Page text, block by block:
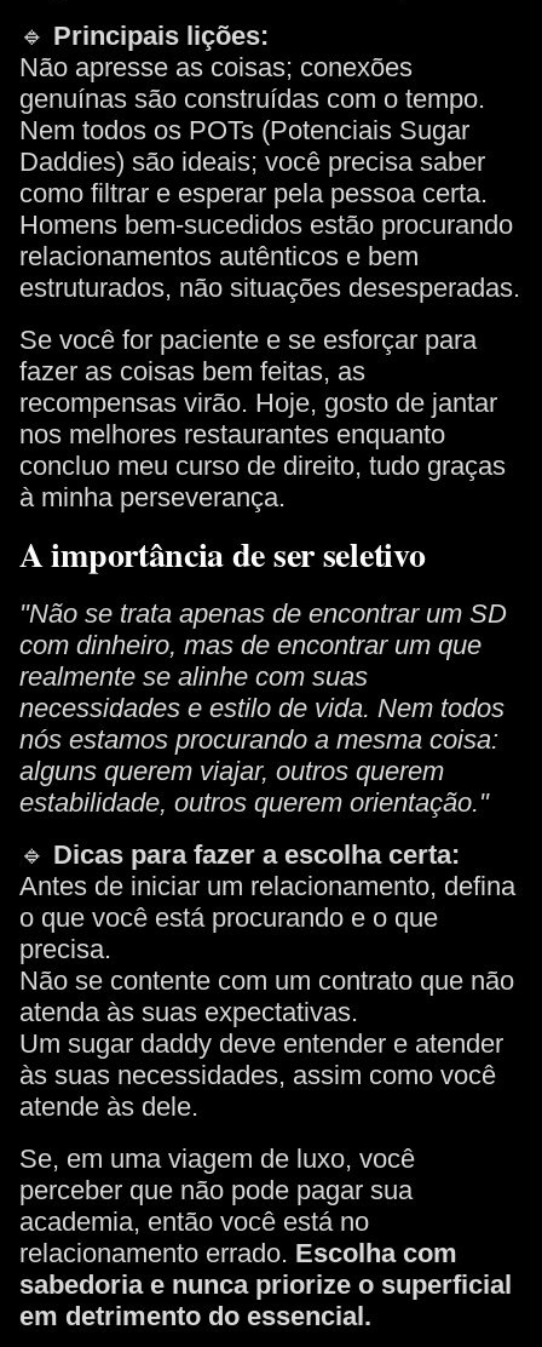
🔹 Principais lições:
Não apresse as coisas; conexões
genuínas são construídas com o tempo.
Nem todos os POTs (Potenciais Sugar
Daddies) são ideais; você precisa saber
como filtrar e esperar pela pessoa certa.
Homens bem-sucedidos estão procurando
relacionamentos autênticos e bem
estruturados, não situações desesperadas.
Se você for paciente e se esforçar para
fazer as coisas bem feitas, as
recompensas virão. Hoje, gosto de jantar
nos melhores restaurantes enquanto
concluo meu curso de direito, tudo graças
à minha perseverança.
A importância de ser seletivo
"Não se trata apenas de encontrar um SD
com dinheiro, mas de encontrar um que
realmente se alinhe com suas
necessidades e estilo de vida. Nem todos
nós estamos procurando a mesma coisa:
alguns querem viajar, outros querem
estabilidade, outros querem orientação."
🔹 Dicas para fazer a escolha certa:
Antes de iniciar um relacionamento, defina
o que você está procurando e o que
precisa.
Não se contente com um contrato que não
atenda às suas expectativas.
Um sugar daddy deve entender e atender
às suas necessidades, assim como você
atende às dele.
Se, em uma viagem de luxo, você
perceber que não pode pagar sua
academia, então você está no
relacionamento errado. Escolha com
sabedoria e nunca priorize o superficial
em detrimento do essencial.